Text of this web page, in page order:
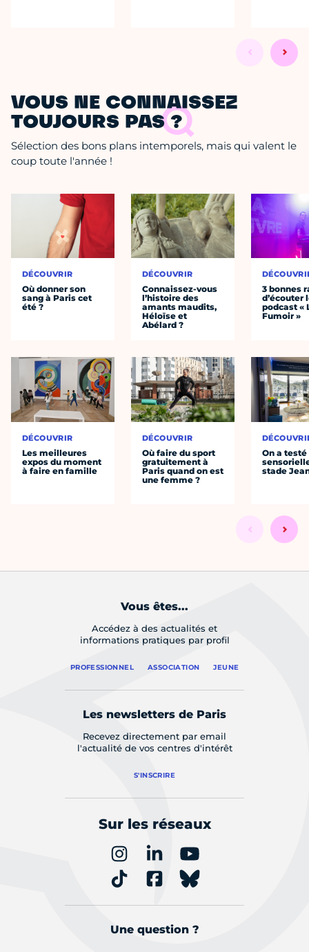
VOUS NE CONNAISSEZ
TOUJOURS PAS ?
Sélection des bons plans intemporels, mais qui valent le
coup toute l'année !
DÉCOUVRIR
Où donner son
sang à Paris cet
été ?
DÉCOUVRIR
Les meilleures
expos du moment
à faire en famille
DÉCOUVRIR
Connaissez-vous
l’histoire des
amants maudits,
Héloïse et
Abélard ?
DÉCOUVRIR
Où faire du sport
gratuitement à
Paris quand on est
une femme ?
3 bonnes
d’écouter
podcast «
Fumoir »
On a
stade
Vous êtes...
Accédez à des actualités et
informations pratiques par profil
PROFESSIONNEL ASSOCIATION JEUNE
Les newsletters de Paris
Recevez directement par email
l'actualité de vos centres d'intérêt
S'INSCRIRE
Sur les réseaux
Une question ?